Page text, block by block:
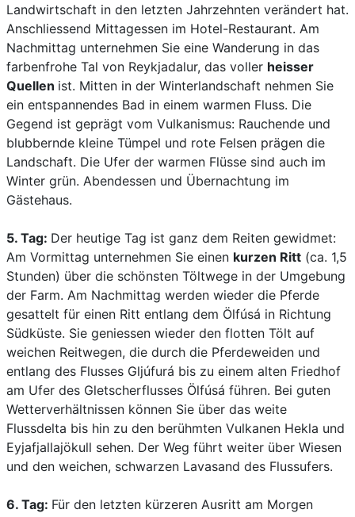
Landwirtschaft in den letzten Jahrzehnten verändert hat.
Anschliessend Mittagessen im Hotel-Restaurant. Am
Nachmittag unternehmen Sie eine Wanderung in das
farbenfrohe Tal von Reykjadalur, das voller heisser
Quellen ist. Mitten in der Winterlandschaft nehmen Sie
ein entspannendes Bad in einem warmen Fluss. Die
Gegend ist geprägt vom Vulkanismus: Rauchende und
blubbernde kleine Tümpel und rote Felsen prägen die
Landschaft. Die Ufer der warmen Flüsse sind auch im
Winter grün. Abendessen und Übernachtung im
Gästehaus.
5. Tag: Der heutige Tag ist ganz dem Reiten gewidmet:
Am Vormittag unternehmen Sie einen kurzen Ritt (ca. 1,5
Stunden) über die schönsten Töltwege in der Umgebung
der Farm. Am Nachmittag werden wieder die Pferde
gesattelt für einen Ritt entlang dem Ölfúsá in Richtung
Südküste. Sie geniessen wieder den flotten Tölt auf
weichen Reitwegen, die durch die Pferdeweiden und
entlang des Flusses Gljúfurá bis zu einem alten Friedhof
am Ufer des Gletscherflusses Ölfúsá führen. Bei guten
Wetterverhältnissen können Sie über das weite
Flussdelta bis hin zu den berühmten Vulkanen Hekla und
Eyjafjallajökull sehen. Der Weg führt weiter über Wiesen
und den weichen, schwarzen Lavasand des Flussufers.
6. Tag: Für den letzten kürzeren Ausritt am Morgen